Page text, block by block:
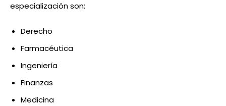
especialización son:
Derecho
Farmacéutica
Ingeniería
Finanzas
Medicina